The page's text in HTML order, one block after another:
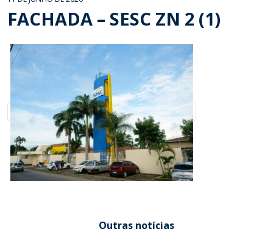
FACHADA – SESC ZN 2 (1)
Outras notícias